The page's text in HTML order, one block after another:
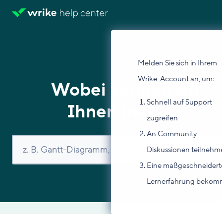
Melden Sie sich in Ihrem
Wrike-Account an, um:
Schnell auf Support
zugreifen
An Community-
Diskussionen
Eine
Lernerfahrung
Wobei können wir
Ihnen helfen?